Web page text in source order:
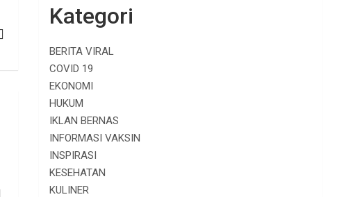
Kategori
BERITA VIRAL
COVID 19
EKONOMI
HUKUM
IKLAN BERNAS
INFORMASI VAKSIN
INSPIRASI
KESEHATAN
KULINER